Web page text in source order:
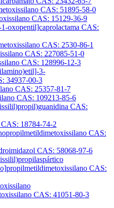
CAS: 51895-58-0
CAS: 15129-36-9
oxopentil]caprolactama CAS:
CAS: 2530-86-1
CAS: 227085-51-0
CAS: 128996-12-3
3-
34937-00-3
CAS: 25357-81-7
CAS: 109213-85-6
CAS:
18784-74-2
CAS:
CAS: 58068-97-6
CAS:
CAS: 41051-80-3